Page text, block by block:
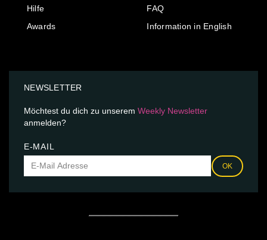
Hilfe
Awards
FAQ
Information in English
NEWSLETTER
Möchtest du dich zu unserem Weekly Newsletter
anmelden?
E-MAIL
OK